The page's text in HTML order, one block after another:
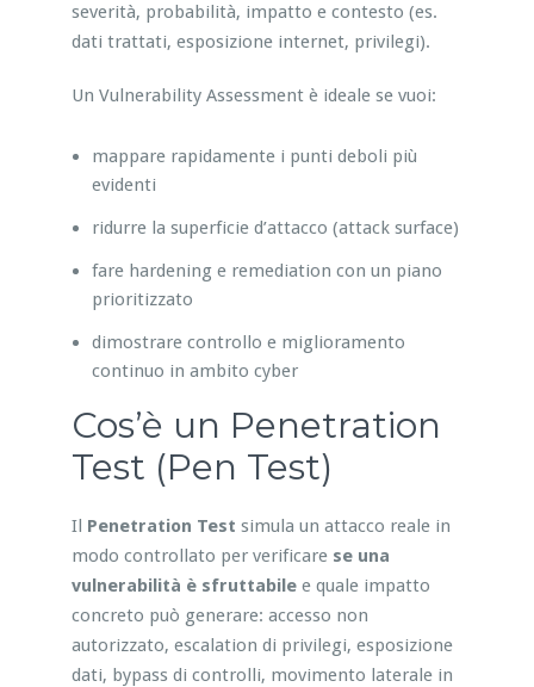
severità, probabilità, impatto e contesto (es.
dati trattati, esposizione internet, privilegi).
Un Vulnerability Assessment è ideale se vuoi:
mappare rapidamente i punti deboli più
evidenti
ridurre la superficie d’attacco (attack surface)
fare hardening e remediation con un piano
prioritizzato
dimostrare controllo e miglioramento
continuo in ambito cyber
Cos’è un Penetration
Test (Pen Test)
Il Penetration Test simula un attacco reale in
modo controllato per verificare se una
vulnerabilità è sfruttabilee quale impatto
concreto può generare: accesso non
autorizzato, escalation di privilegi, esposizione
dati, bypass di controlli, movimento laterale in